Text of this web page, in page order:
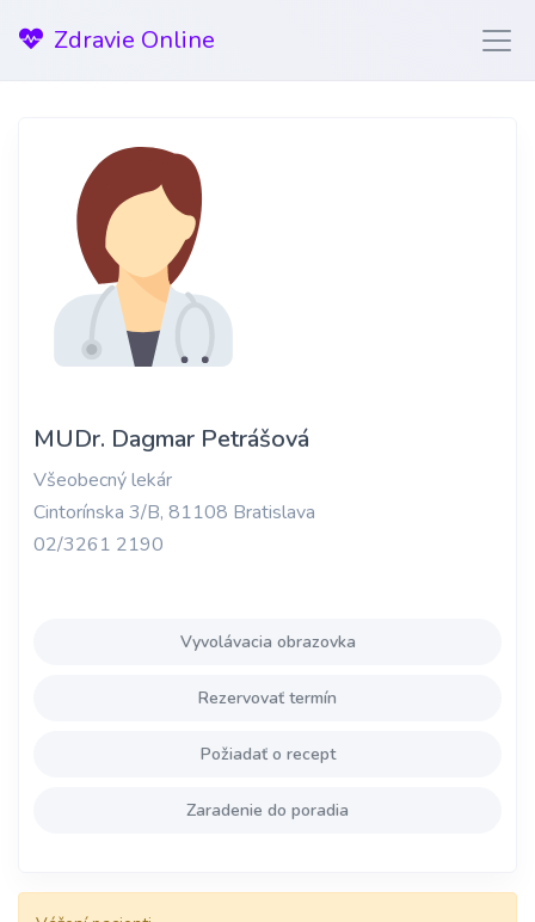
Zdravie Online
MUDr. Dagmar Petrášová
Všeobecný lekár
Cintorínska 3/B, 81108 Bratislava
02/3261 2190
Vyvolávacia obrazovka
Rezervovať termín
Požiadať o recept
Zaradenie do poradia